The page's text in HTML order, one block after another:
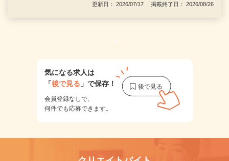
更新日： 2026/07/17 掲載終了日： 2026/08/26
1
気になる求人は
「後で見る 」で保存！
会員登録なしで、
何件でも応募できます。